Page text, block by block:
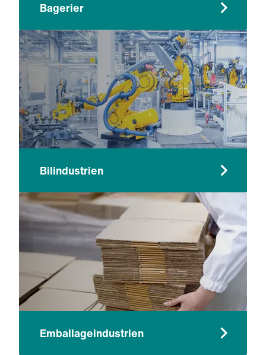
Bagerier
Bilindustrien
Emballageindustrien